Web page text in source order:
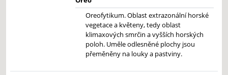
Oreofytikum. Oblast extrazonální horské
vegetace a květeny, tedy oblast
klimaxových smrčin a vyšších horských
poloh. Uměle odlesněné plochy jsou
přeměněny na louky a pastviny.